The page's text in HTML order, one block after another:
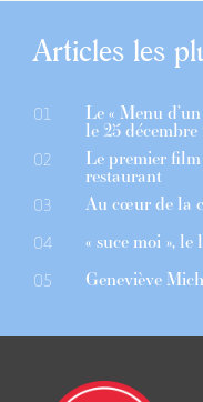
Articles les
01 Le « Menu
le 25
02 Le premier
restaurant
03 Au cœur de la
04 « suce moi »,
05 Geneviève